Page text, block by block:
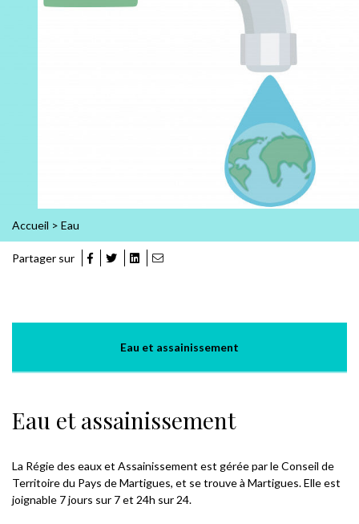
Accueil > Eau
Partager sur
Eau et assainissement
Eau et assainissement
La Régie des eaux et Assainissement est gérée par le Conseil de
Territoire du Pays de Martigues, et se trouve à Martigues. Elle est
joignable 7 jours sur 7 et 24h sur 24.